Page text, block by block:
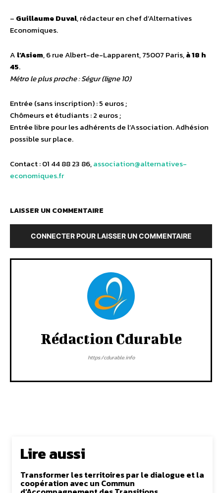
– Guillaume Duval, rédacteur en chef d’Alternatives
Economiques.
A l’Asiem, 6 rue Albert-de-Lapparent, 75007 Paris,à 18 h
45.
Métro le plus proche : Ségur (ligne 10)
Entrée (sans inscription) : 5 euros ;
Chômeurs et étudiants : 2 euros ;
Entrée libre pour les adhérents de l’Association. Adhésion
possible sur place.
Contact : 01 44 88 23 86,association@alternatives-
economiques.fr
LAISSER UN COMMENTAIRE
CONNECTER POUR LAISSER UN COMMENTAIRE
Rédaction Cdurable
https:/cdurable.info
Lire aussi
Transformer les territoires par le dialogue et la
coopération avec un Commun